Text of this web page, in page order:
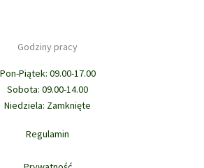
Godziny pracy
Pon-Piątek: 09.00-17.00
Sobota: 09.00-14.00
Niedziela: Zamknięte
Regulamin